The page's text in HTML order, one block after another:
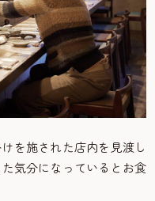
を施された店内を見渡し
気分になっているとお食